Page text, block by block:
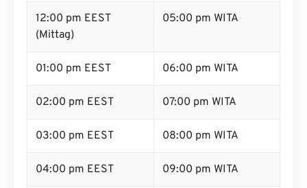
12:00 pm EEST
(Mittag)
05:00 pm WITA
01:00 pm EEST 06:00 pm WITA
02:00 pm EEST 07:00 pm WITA
03:00 pm EEST 08:00 pm WITA
04:00 pm EEST 09:00 pm WITA